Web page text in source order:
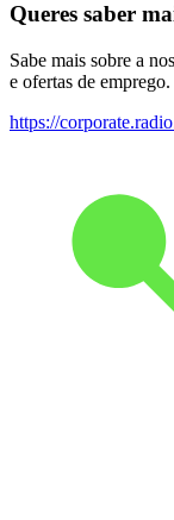
Queres saber
Sabe mais sobre a
e ofertas de emprego.
https://